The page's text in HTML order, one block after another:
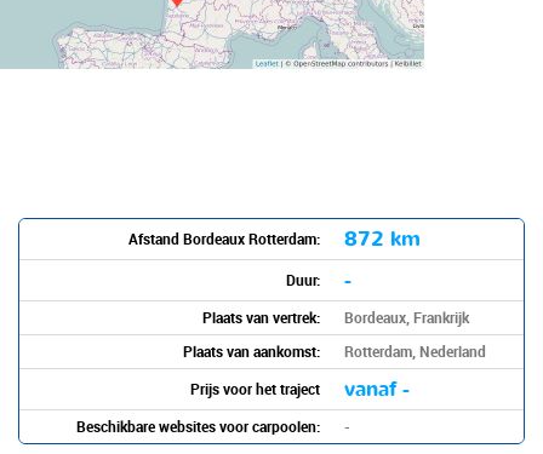
Afstand Bordeaux Rotterdam: 872 km
Duur: -
Plaats van vertrek:
Bordeaux, Frankrijk
Plaats van aankomst:
Rotterdam, Nederland
Prijs voor het traject
vanaf -
Beschikbare websites voor carpoolen: -